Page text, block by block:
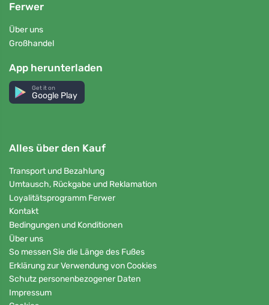
Ferwer
Über uns
Großhandel
App herunterladen
Get it on
Google Play
Alles über den Kauf
Transport und Bezahlung
Umtausch, Rückgabe und Reklamation
Loyalitätsprogramm Ferwer
Kontakt
Bedingungen und Konditionen
Über uns
So messen Sie die Länge des Fußes
Erklärung zur Verwendung von Cookies
Schutz personenbezogener Daten
Impressum